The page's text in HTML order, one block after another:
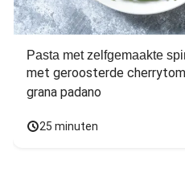
Pasta met zelfgemaakte
met geroosterde
grana padano
25 minuten